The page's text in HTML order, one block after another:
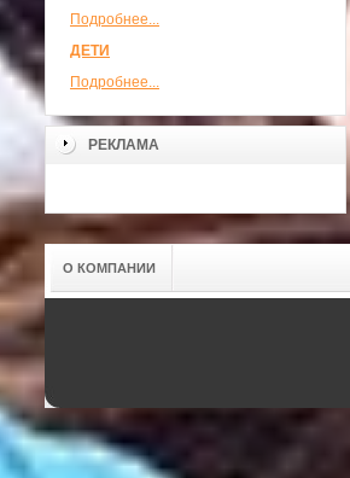
Подробнее...
ДЕТИ
Подробнее...
РЕКЛАМА
О КОМПАНИИ